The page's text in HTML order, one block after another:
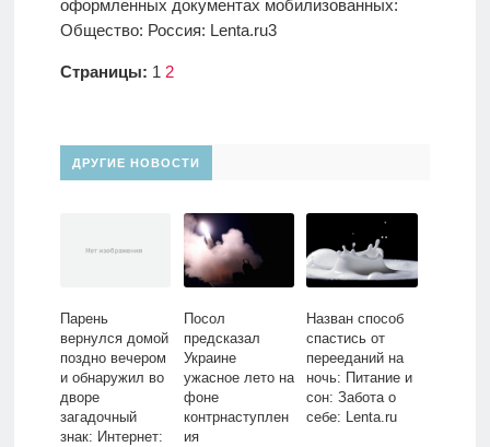
Страницы: 1 2
ДРУГИЕ НОВОСТИ
Парень
вернулся домой
поздно вечером
и обнаружил во
дворе
загадочный
знак: Интернет:
Посол
предсказал
Украине
ужасное лето на
фоне
контрнаступлен
ия
Назван способ
спастись от
перееданий на
ночь: Питание и
сон: Забота о
себе: Lenta.ru